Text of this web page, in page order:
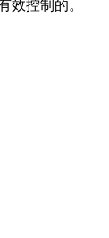
控制的。